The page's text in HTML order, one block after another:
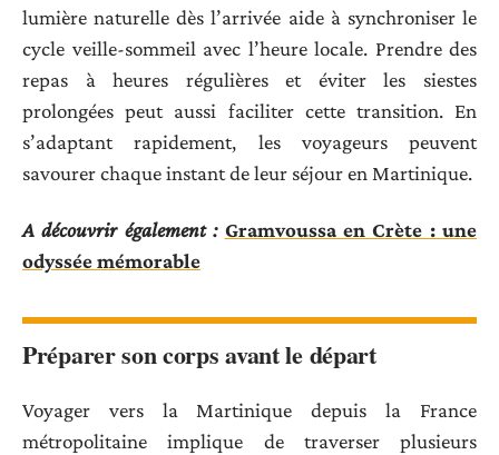
lumière naturelle dès l’arrivée aide à synchroniser le
cycle veille-sommeil avec l’heure locale. Prendre des
repas à heures régulières et éviter les siestes
prolongées peut aussi faciliter cette transition. En
s’adaptant rapidement, les voyageurs peuvent
savourer chaque instant de leur séjour en Martinique.
A découvrir également : Gramvoussa en Crète : une
odyssée mémorable
Préparer son corps avant le départ
Voyager vers la Martinique depuis la France
métropolitaine implique de traverser plusieurs